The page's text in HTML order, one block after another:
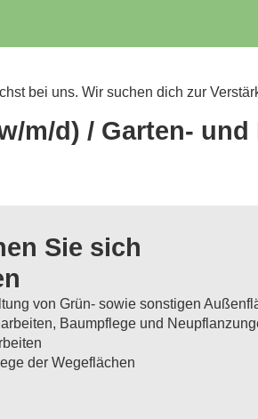
bei uns. Wir suchen dich zur
m/d) / Garten-
Sie sich
von Grün- sowie sonstigen
Baumpflege und
der Wegeflächen